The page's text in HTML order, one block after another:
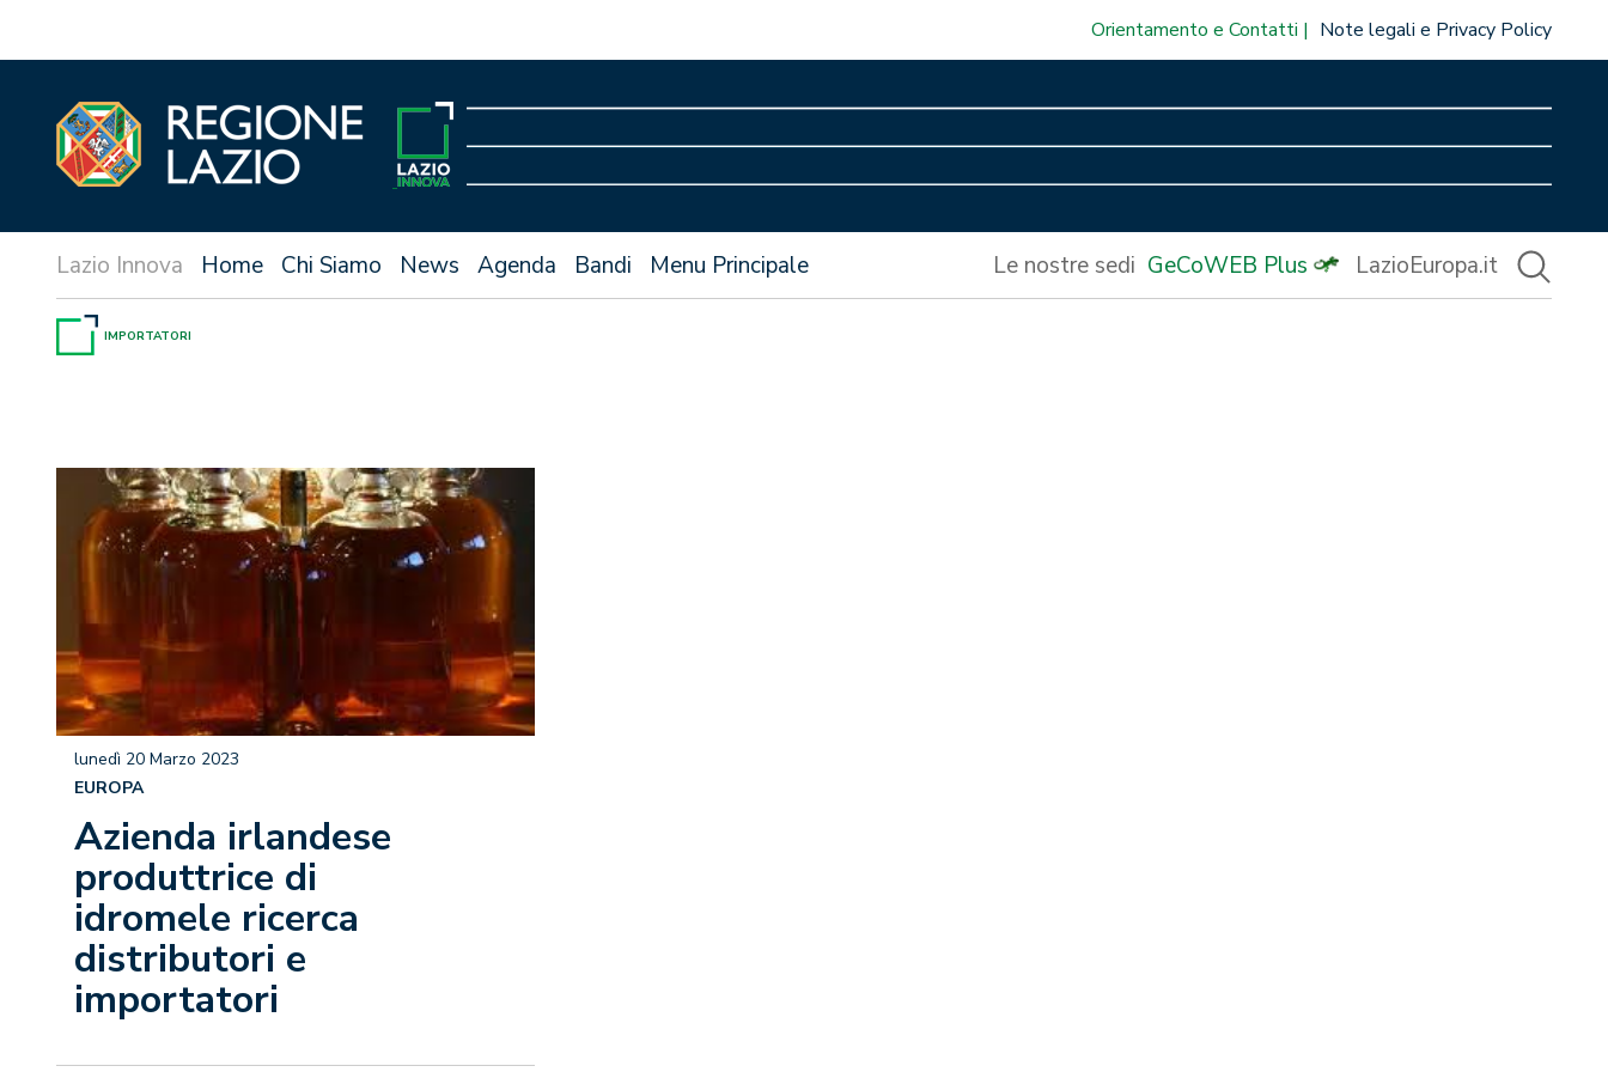
Orientamento e Contatti Note legali e Privacy Policy
Home Chi Siamo News Agenda Bandi Menu Principale Le nostre sedi GeCoWEB Plus LazioEuropa.it
IMPORTATORI
Azienda irlandese
produttrice di
idromele ricerca
distributori e
importatori
lunedì 20 Marzo 2023
EUROPA